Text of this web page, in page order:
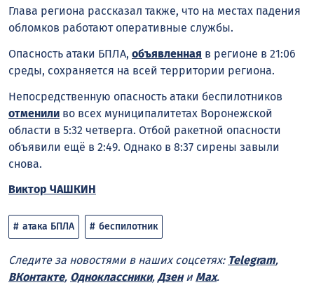
Глава региона рассказал также, что на местах падения
обломков работают оперативные службы.
Опасность атаки БПЛА, объявленная в регионе в 21:06
среды, сохраняется на всей территории региона.
Непосредственную опасность атаки беспилотников
отменили во всех муниципалитетах Воронежской
области в 5:32 четверга. Отбой ракетной опасности
объявили ещё в 2:49. Однако в 8:37 сирены завыли
снова.
Виктор ЧАШКИН
атака БПЛА беспилотник
Следите за новостями в наших соцсетях: Telegram,
ВКонтакте, Одноклассники, Дзени Max.